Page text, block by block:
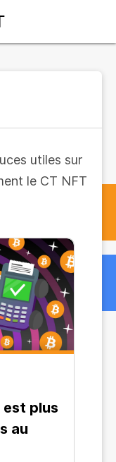
utiles sur
le CT NFT
est plus
au